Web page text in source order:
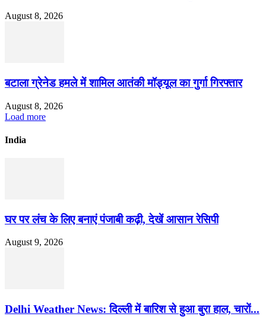
August 8, 2026
बटाला ग्रेनेड हमले में शामिल आतंकी मॉड्यूल का गुर्गा गिरफ्तार
August 8, 2026
Load more
India
घर पर लंच के लिए बनाएं पंजाबी कढ़ी, देखें आसान रेसिपी
August 9, 2026
Delhi Weather News: दिल्ली में बारिश से हुआ बुरा हाल, चारों...